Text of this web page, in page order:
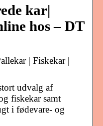
kar|
hos – DT
| Fiskekar |
udvalg af
fiskekar samt
i fødevare- og